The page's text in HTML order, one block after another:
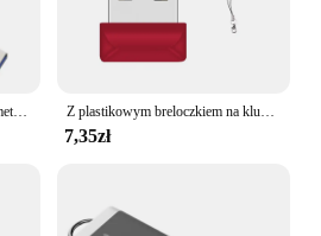
2 w 1 OTG typ c pendrive usb metalowy pendrive usb 3.0 64GB 128GB 256G pendrive USB3.0 Dual C Z plastikowym breloczkiem na klucze napędy pamięć USB 64GB Mini USB 2.0 Pen Drive 32GB rzeczywistej pojemności pendrive 16GB kreatywny dysk prezent
7,35zł